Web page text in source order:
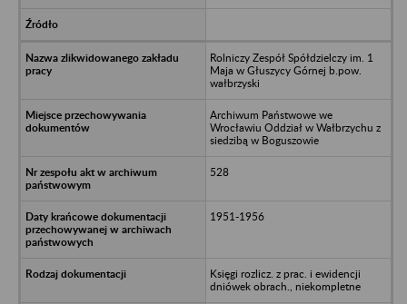
Rolniczy Zespół Spółdzielczy im. 1
Maja w Głuszycy Górnej b.pow.
wałbrzyski
Archiwum Państwowe we
Wrocławiu Oddział w Wałbrzychu z
siedzibą w Boguszowie
528
1951-1956
Księgi rozlicz. z prac. i ewidencji
dniówek obrach., niekompletne